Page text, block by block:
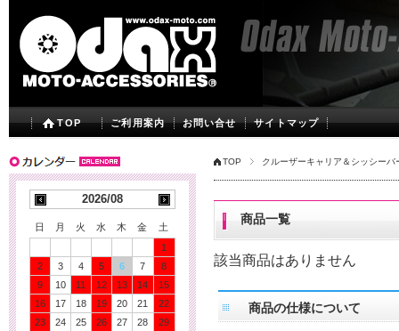
TOP ご利用案内 お問い合せ サイトマップ
TOP クルーザーキャリア＆シッシーバ
商品一覧
該当商品はありません
商品の仕様について
2026/08
日 月 火 水 木 金
土
1
2
3 4 5 6 7
8
9
10 11 12 13 14
15
16
17 18 19 20 21
22
23
24 25 26 27 28
29